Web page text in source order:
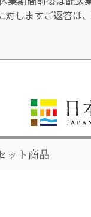
しますご返答は
ット商品